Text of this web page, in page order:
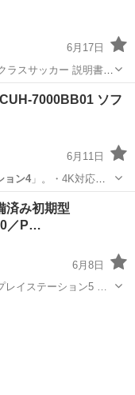
6月17日
スサッカー 説明書あ
ム
6月11日
ョン4」。・4K対応テ
済み初期型
／P…
6月8日
レイステーション5 …